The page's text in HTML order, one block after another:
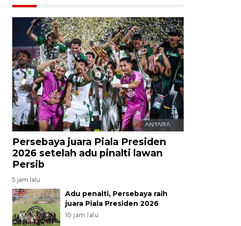
Persebaya juara Piala Presiden
2026 setelah adu pinalti lawan
Persib
5 jam lalu
Adu penalti, Persebaya raih
juara Piala Presiden 2026
10 jam lalu